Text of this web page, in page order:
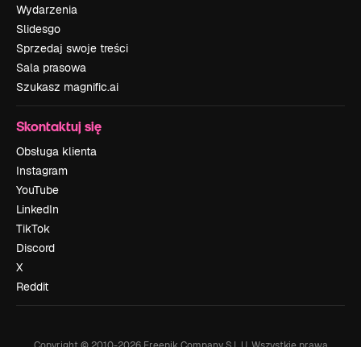
Wydarzenia
Slidesgo
Sprzedaj swoje treści
Sala prasowa
Szukasz magnific.ai
Skontaktuj się
Obsługa klienta
Instagram
YouTube
LinkedIn
TikTok
Discord
X
Reddit